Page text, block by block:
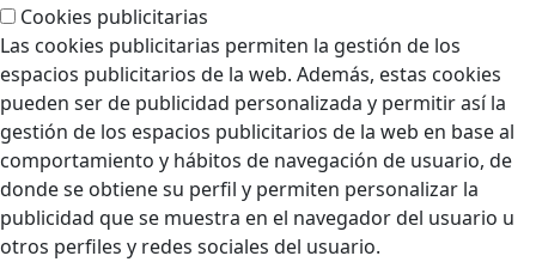
Cookies publicitarias
Las cookies publicitarias permiten la gestión de los
espacios publicitarios de la web. Además, estas cookies
pueden ser de publicidad personalizada y permitir así la
gestión de los espacios publicitarios de la web en base al
comportamiento y hábitos de navegación de usuario, de
donde se obtiene su perfil y permiten personalizar la
publicidad que se muestra en el navegador del usuario u
otros perfiles y redes sociales del usuario.